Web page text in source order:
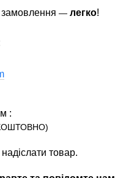
— легко!
:
товар.